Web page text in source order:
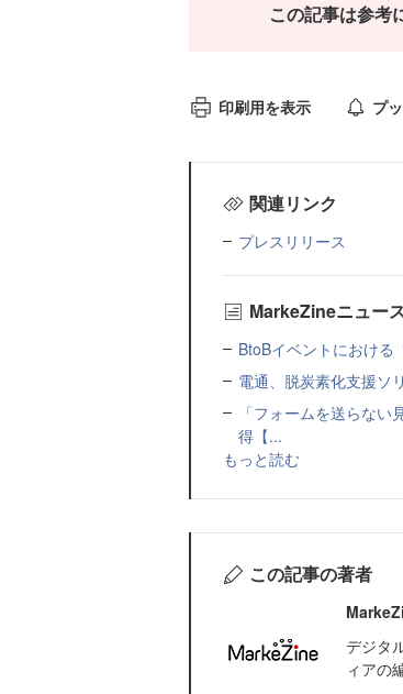
この記事は参考
印刷用を表示 プ
関連リンク
プレスリリース
MarkeZineニュー
BtoBイベントにおける
電通、脱炭素化支援ソ
「フォームを送らな
得【...
もっと読む
この記事の著者
デジタ
ィアの